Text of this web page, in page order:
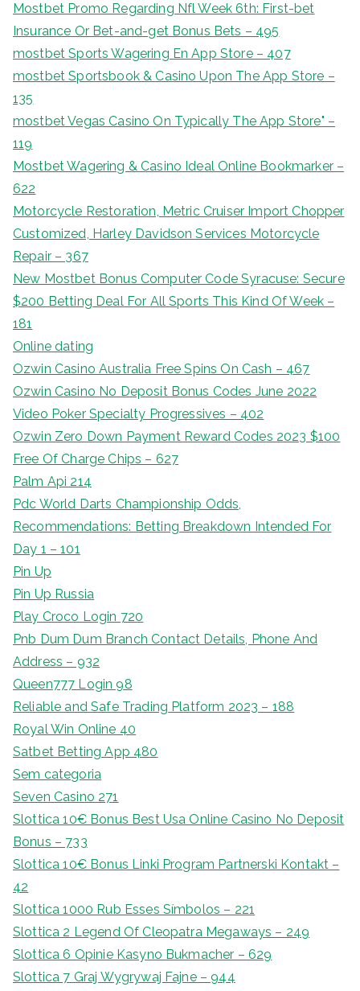
Mostbet Promo Regarding Nfl Week 6th: First-bet
Insurance Or Bet-and-get Bonus Bets – 495
‎mostbet Sports Wagering En App Store – 407
‎mostbet Sportsbook & Casino Upon The App Store –
135
‎mostbet Vegas Casino On Typically The App Store" –
119
Mostbet Wagering & Casino Ideal Online Bookmarker –
622
Motorcycle Restoration, Metric Cruiser Import Chopper
Customized, Harley Davidson Services Motorcycle
Repair – 367
New Mostbet Bonus Computer Code Syracuse: Secure
$200 Betting Deal For All Sports This Kind Of Week –
181
Online dating
Ozwin Casino Australia Free Spins On Cash – 467
Ozwin Casino No Deposit Bonus Codes June 2022
Video Poker Specialty Progressives – 402
Ozwin Zero Down Payment Reward Codes 2023 $100
Free Of Charge Chips – 627
Palm Api 214
Pdc World Darts Championship Odds,
Recommendations: Betting Breakdown Intended For
Day 1 – 101
Pin Up
Pin Up Russia
Play Croco Login 720
Pnb Dum Dum Branch Contact Details, Phone And
Address – 932
Queen777 Login 98
Reliable and Safe Trading Platform 2023 – 188
Royal Win Online 40
Satbet Betting App 480
Sem categoria
Seven Casino 271
Slottica 10€ Bonus Best Usa Online Casino No Deposit
Bonus – 733
Slottica 10€ Bonus Linki Program Partnerski Kontakt –
42
Slottica 1000 Rub Esses Símbolos – 221
Slottica 2 Legend Of Cleopatra Megaways – 249
Slottica 6 Opinie Kasyno Bukmacher – 629
Slottica 7 Graj Wygrywaj Fajne – 944